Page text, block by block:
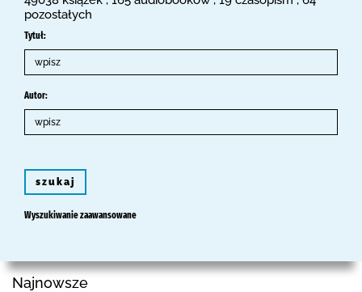
pozostałych
Tytuł:
Autor:
szukaj
Wyszukiwanie zaawansowane
Najnowsze